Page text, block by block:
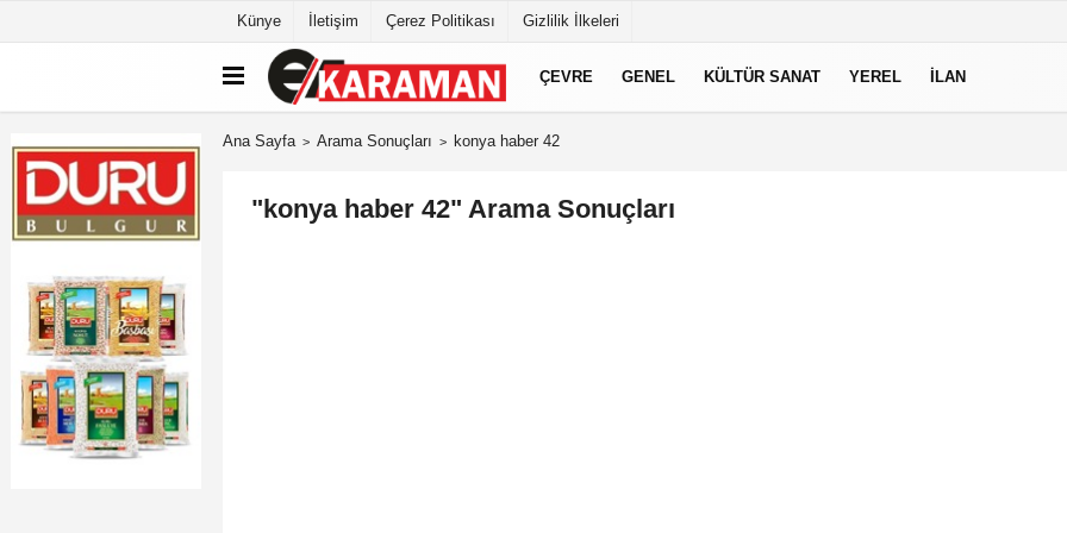
Künye İletişim Çerez Politikası Gizlilik İlkeleri
ÇEVRE GENEL KÜLTÜR SANAT YEREL İLAN
Ana Sayfa Arama Sonuçları konya haber 42
"konya haber 42" Arama Sonuçları